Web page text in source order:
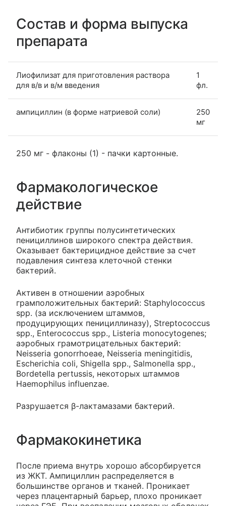
Состав и форма выпуска
препарата
Лиофилизат для приготовления раствора
для в/в и в/м введения
1
фл.
ампициллин (в форме натриевой соли)
250
мг
250 мг - флаконы (1) - пачки картонные.
Фармакологическое
действие
Антибиотик группы полусинтетических
пенициллинов широкого спектра действия.
Оказывает бактерицидное действие за счет
подавления синтеза клеточной стенки
бактерий.
Активен в отношении аэробных
грамположительных бактерий: Staphylococcus
spp. (за исключением штаммов,
продуцирующих пенициллиназу), Streptococcus
spp., Enterococcus spp., Listeria monocytogenes;
аэробных грамотрицательных бактерий:
Neisseria gonorrhoeae, Neisseria meningitidis,
Escherichia coli, Shigella spp., Salmonella spp.,
Bordetella pertussis, некоторых штаммов
Haemophilus influenzae.
Разрушается β-лактамазами бактерий.
Фармакокинетика
После приема внутрь хорошо абсорбируется
из ЖКТ. Ампициллин распределяется в
большинстве органов и тканей. Проникает
через плацентарный барьер, плохо проникает